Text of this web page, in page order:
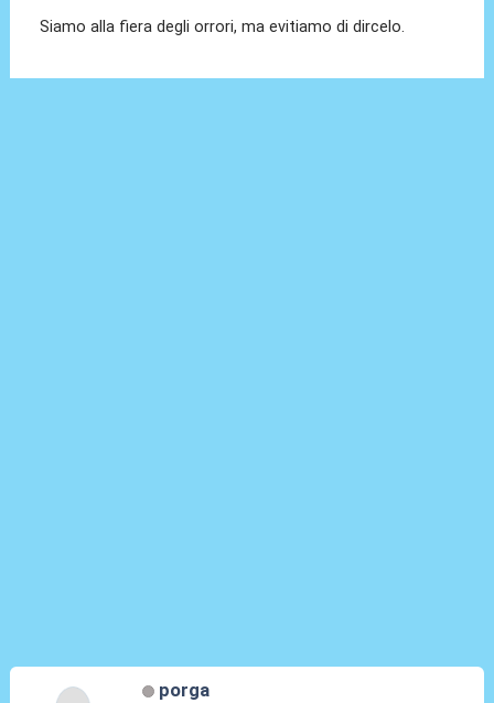
Siamo alla fiera degli orrori, ma evitiamo di dircelo.
porga